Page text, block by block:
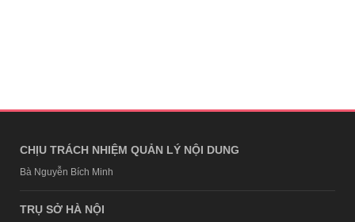
CHỊU TRÁCH NHIỆM QUẢN LÝ NỘI DUNG
Bà Nguyễn Bích Minh
TRỤ SỞ HÀ NỘI